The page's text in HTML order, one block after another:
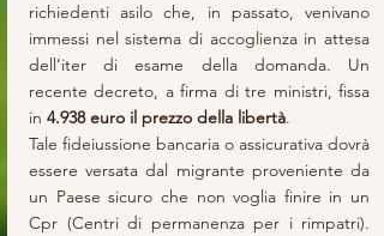
richiedenti asilo che, in passato, venivano
immessi nel sistema di accoglienza in attesa
dell’iter di esame della domanda. Un
recente decreto, a firma di tre ministri, fissa
in 4.938 euro il prezzo della libertà.
Tale fideiussione bancaria o assicurativa dovrà
essere versata dal migrante proveniente da
un Paese sicuro che non voglia finire in un
Cpr (Centri di permanenza per i rimpatri).